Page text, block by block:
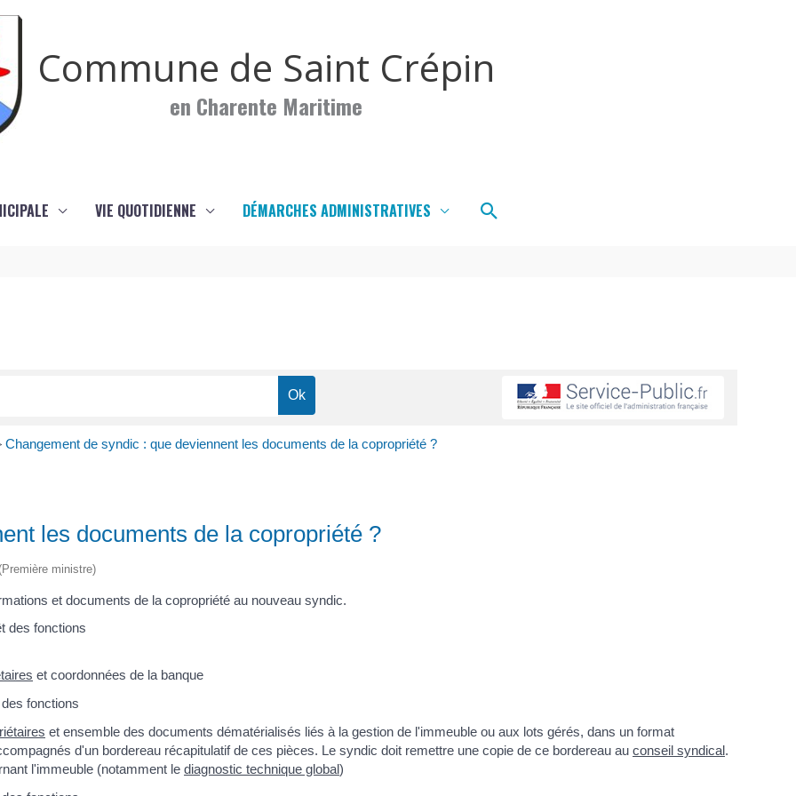
Commune de Saint Crépin
en Charente Maritime
VIE QUOTIDIENNE DÉMARCHES ADMINISTRATIVES Rechercher
Changement de syndic : que deviennent les documents de la copropriété ?
les documents de la copropriété ?
ministre)
et documents de la copropriété au nouveau syndic.
des fonctions
et coordonnées de la banque
fonctions
et ensemble des documents dématérialisés liés à la gestion de l'immeuble ou aux lots gérés, dans un format
d'un bordereau récapitulatif de ces pièces. Le syndic doit remettre une copie de ce bordereau au conseil syndical.
l'immeuble (notamment le diagnostic technique global)